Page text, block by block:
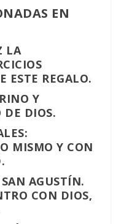
EN
LA
ESTE REGALO.
Y
DE DIOS.
MISMO Y CON
AGUSTÍN.
CON DIOS,